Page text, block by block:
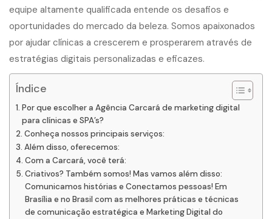
equipe altamente qualificada entende os desafios e
oportunidades do mercado da beleza. Somos apaixonados
por ajudar clínicas a crescerem e prosperarem através de
estratégias digitais personalizadas e eficazes.
Índice
Por que escolher a Agência Carcará de marketing digital
para clínicas e SPA’s?
Conheça nossos principais serviços:
Além disso, oferecemos:
Com a Carcará, você terá:
Criativos? Também somos! Mas vamos além disso:
Comunicamos histórias e Conectamos pessoas! Em
Brasília e no Brasil com as melhores práticas e técnicas
de comunicação estratégica e Marketing Digital do